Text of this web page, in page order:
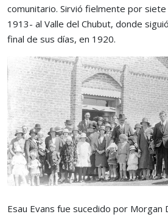
comunitario. Sirvió fielmente por
1913- al Valle del Chubut, donde
final de sus días, en 1920.
Esau Evans fue sucedido por Morgan